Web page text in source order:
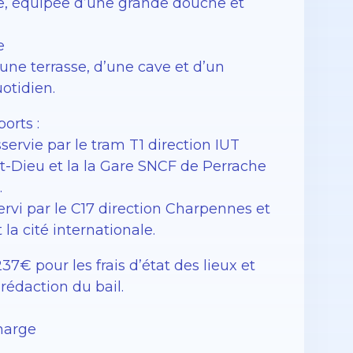
terrasse, d’une cave et d’un
:
par le tram T1 direction IUT
et la la Gare SNCF de Perrache
par le C17 direction Charpennes et
la cité internationale.
pour les frais d’état des lieux et
du bail.